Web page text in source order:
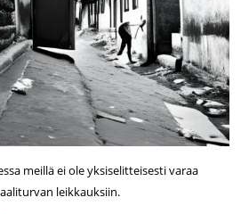
meillä ei ole yksiselitteisesti varaa
leikkauksiin.